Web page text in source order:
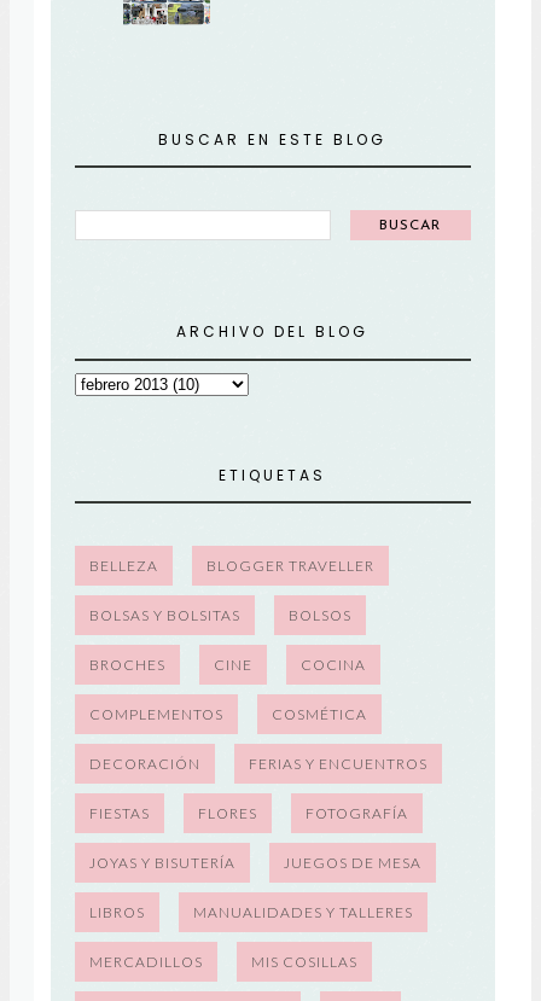
BUSCAR EN ESTE BLOG
ARCHIVO DEL BLOG
ETIQUETAS
BELLEZA BLOGGER TRAVELLER
BOLSAS Y BOLSITAS BOLSOS
BROCHES CINE COCINA
COMPLEMENTOS COSMÉTICA
DECORACIÓN FERIAS Y ENCUENTROS
FIESTAS FLORES FOTOGRAFÍA
JOYAS Y BISUTERÍA JUEGOS DE MESA
LIBROS MANUALIDADES Y TALLERES
MERCADILLOS MIS COSILLAS